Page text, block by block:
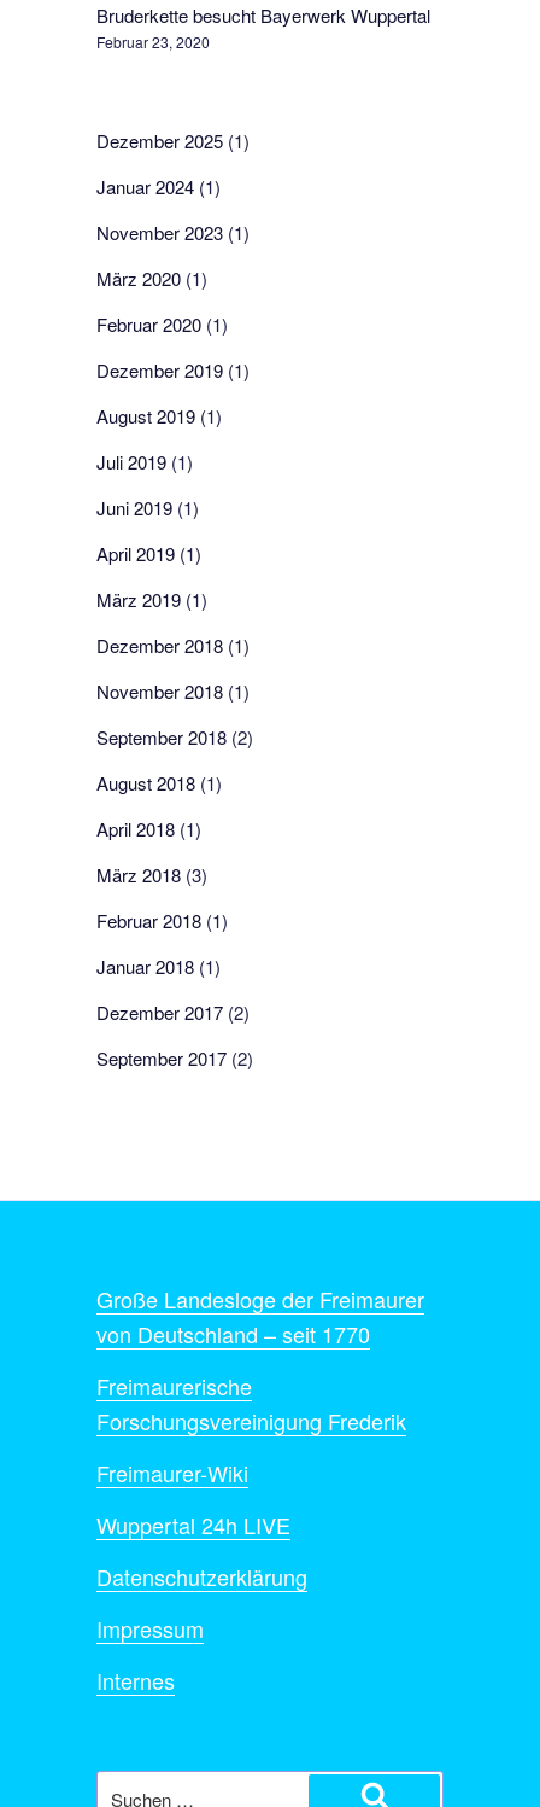
Bruderkette besucht Bayerwerk Wuppertal
Februar 23, 2020
Dezember 2025 (1)
Januar 2024 (1)
November 2023 (1)
März 2020 (1)
Februar 2020 (1)
Dezember 2019 (1)
August 2019 (1)
Juli 2019 (1)
Juni 2019 (1)
April 2019 (1)
März 2019 (1)
Dezember 2018 (1)
November 2018 (1)
September 2018 (2)
August 2018 (1)
April 2018 (1)
März 2018 (3)
Februar 2018 (1)
Januar 2018 (1)
Dezember 2017 (2)
September 2017 (2)
Große Landesloge der Freimaurer
von Deutschland – seit 1770
Freimaurerische
Forschungsvereinigung Frederik
Freimaurer-Wiki
Wuppertal 24h LIVE
Datenschutzerklärung
Impressum
Internes